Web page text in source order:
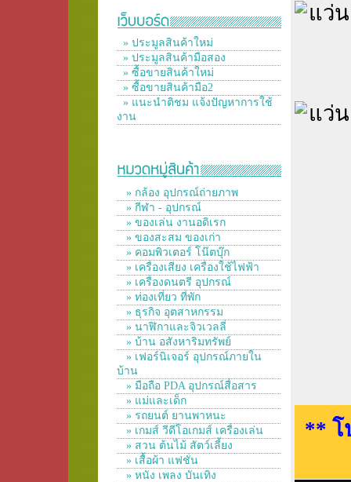
» ประมูลสินค้าใหม่
» ประมูลสินค้ามือสอง
» ซื้อขายสินค้าใหม่
» ซื้อขายสินค้ามือ2
» แนะนำติชม แจ้งปัญหาการใช้
งาน
» กล้อง อุปกรณ์ถ่ายภาพ
» กีฬา - อุปกรณ์
» ของเล่น งานอดิเรก
» ของสะสม ของเก่า
» คอมพิวเตอร์ โน๊ตบุ๊ก
» เครื่องเสียง เครื่องใช้ไฟฟ้า
» เครื่องดนตรี อุปกรณ์
» ท่องเที่ยว ที่พัก
» ธุรกิจ อุตสาหกรรม
» นาฬิกาและจิวเวลลี่
» บ้าน อสังหาริมทรัพย์
» เฟอร์นิเจอร์ อุปกรณ์ภายใน
บ้าน
» มือถือ PDA อุปกรณ์สื่อสาร
» แม่และเด็ก
» รถยนต์ ยานพาหนะ
» เกมส์ วีดีโอเกมส์ เครื่องเล่น
» สวน ต้นไม้ สัตว์เลี้ยง
» เสื้อผ้า แฟชั่น
» หนัง เพลง บันเทิง
** โ